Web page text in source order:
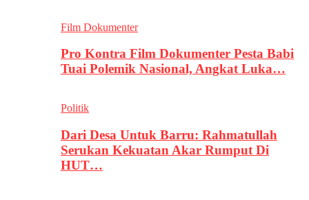
Film Dokumenter
Pro Kontra Film Dokumenter Pesta Babi
Tuai Polemik Nasional, Angkat Luka…
Politik
Dari Desa Untuk Barru: Rahmatullah
Serukan Kekuatan Akar Rumput Di
HUT…